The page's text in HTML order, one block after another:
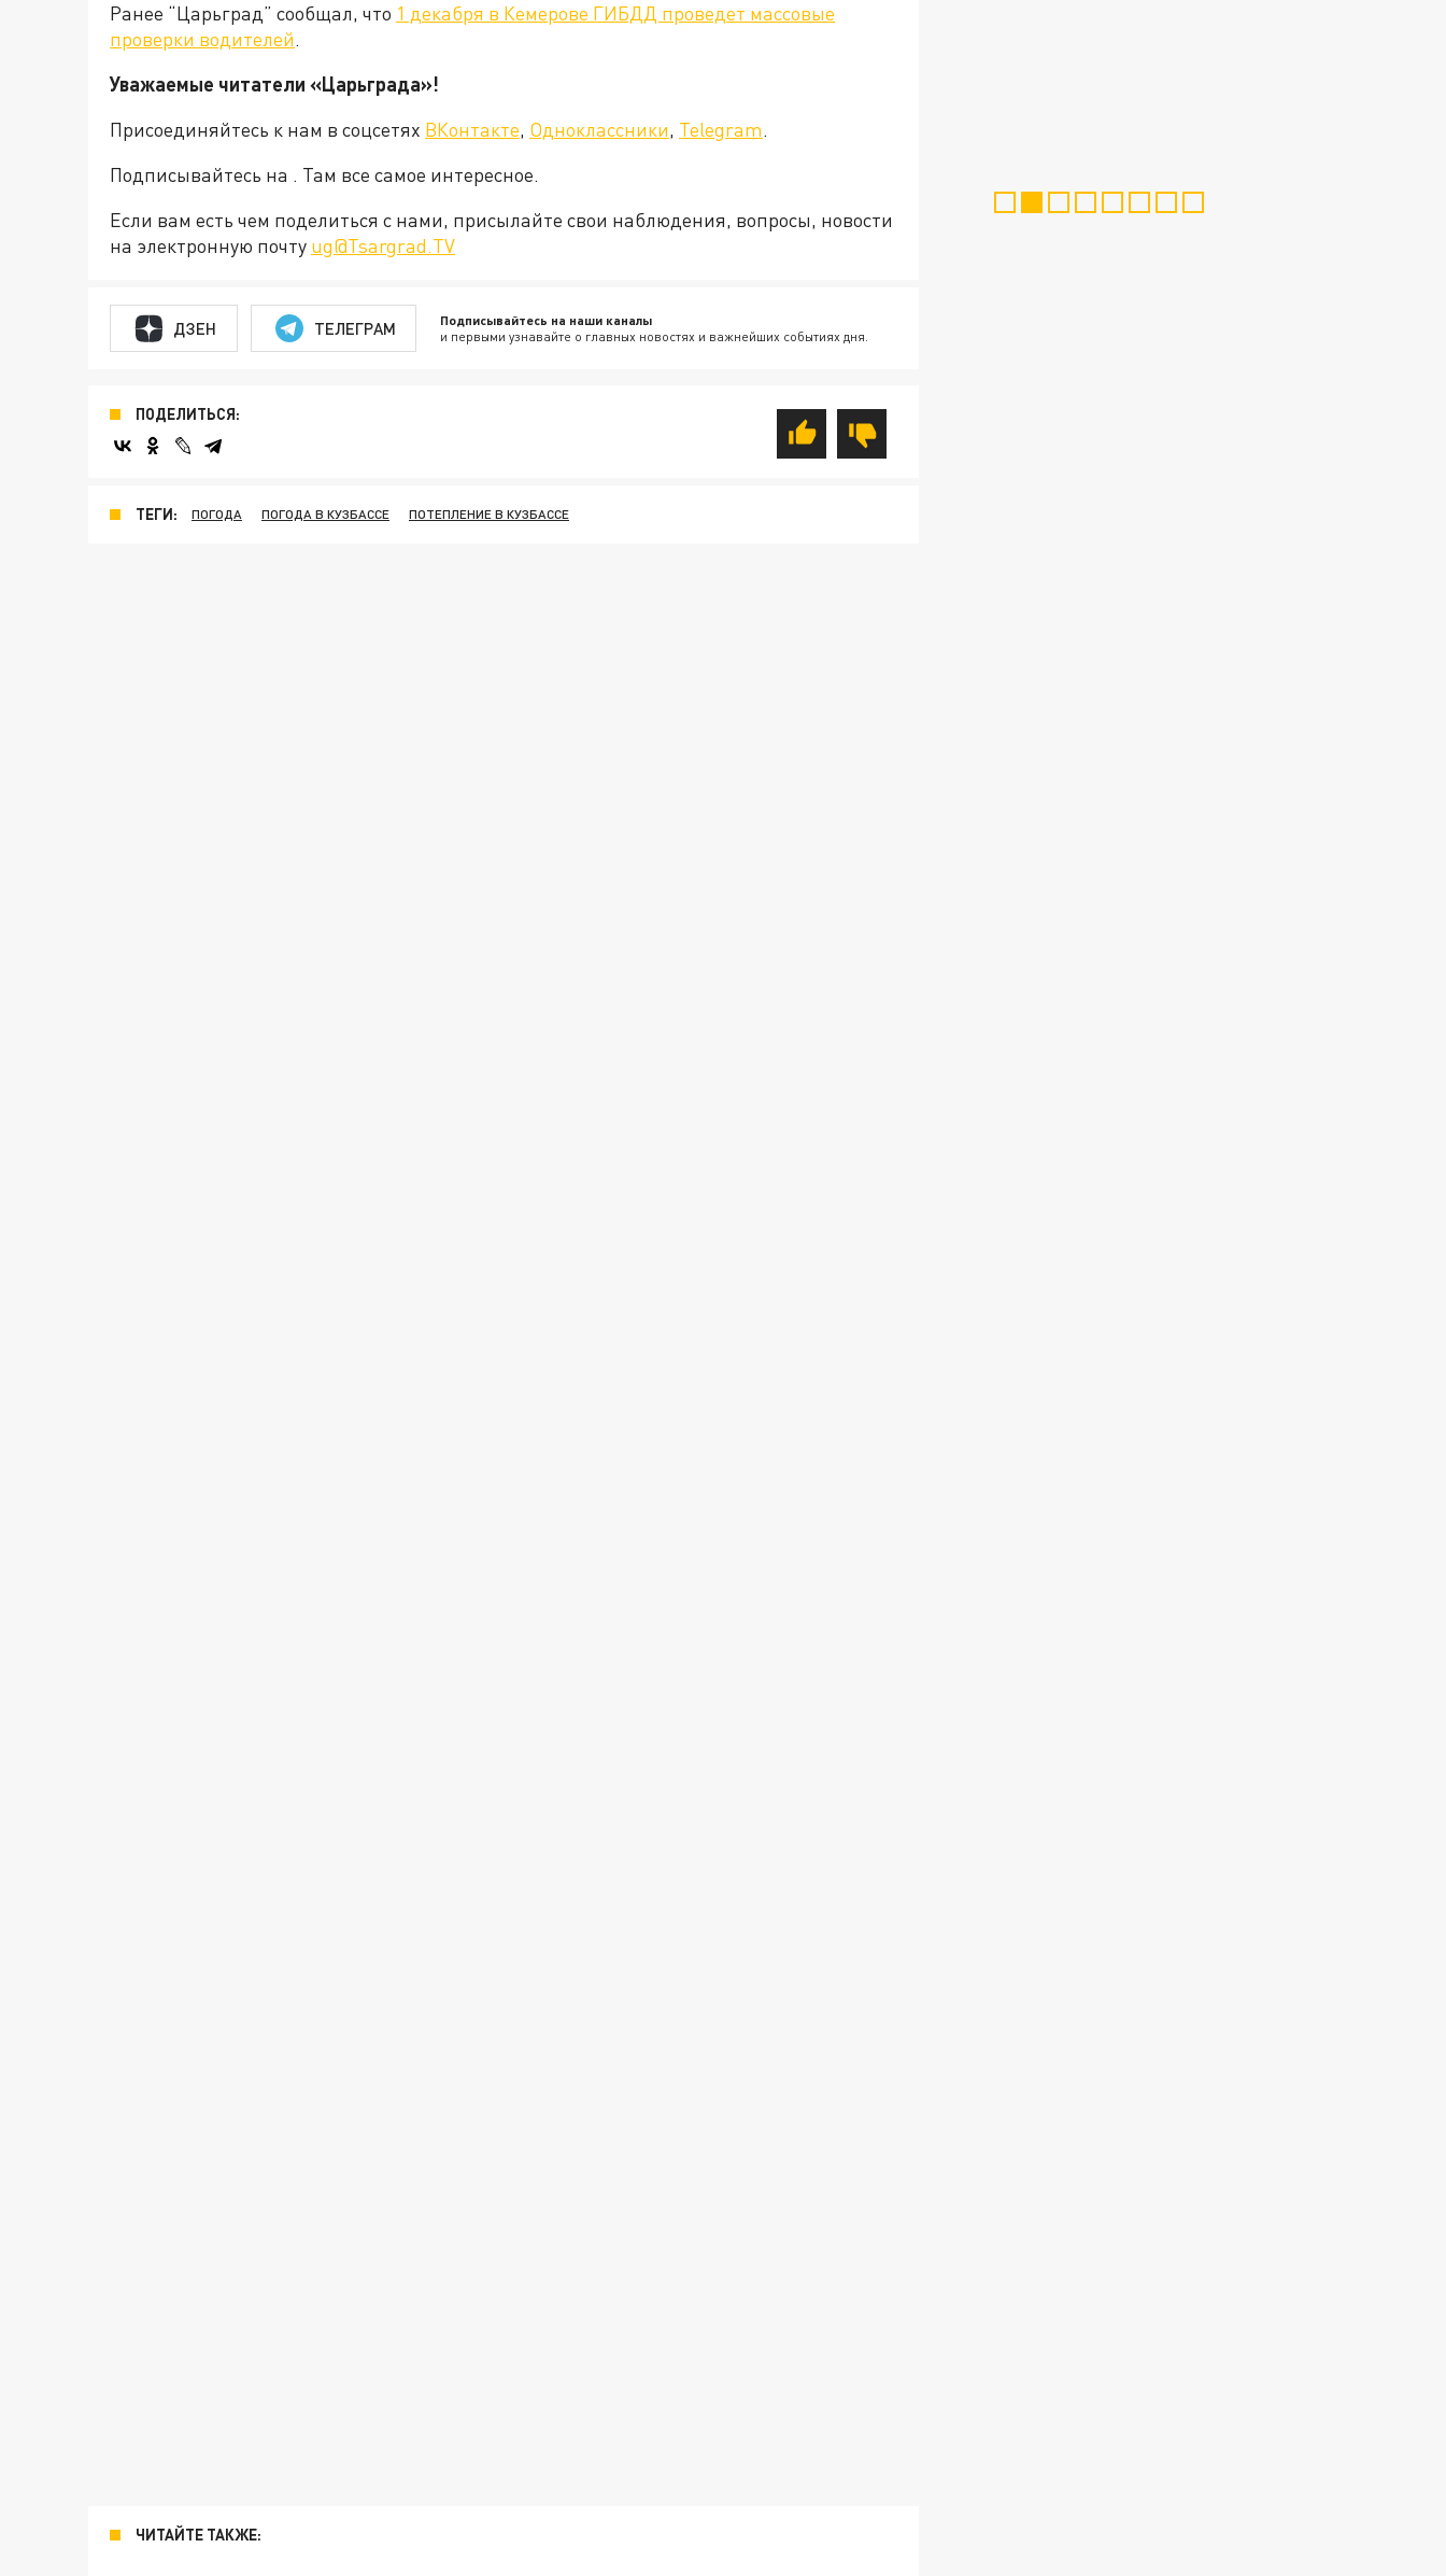
Ранее “Царьград” сообщал, что 1 декабря в Кемерове ГИБДД проведет массовые
проверки водителей.
Уважаемые читатели «Царьграда»!
Присоединяйтесь к нам в соцсетях ВКонтакте, Одноклассники, Telegram.
Подписывайтесь на . Там все самое интересное.
Если вам есть чем поделиться с нами, присылайте свои наблюдения, вопросы, новости
на электронную почту ug@Tsargrad.TV
ДЗЕН ТЕЛЕГРАМ Подписывайтесь на наши каналы
и первыми узнавайте о главных новостях и важнейших событиях дня.
ПОДЕЛИТЬСЯ:
ТЕГИ: ПОГОДА ПОГОДА В КУЗБАССЕ ПОТЕПЛЕНИЕ В КУЗБАССЕ
ЧИТАЙТЕ ТАКЖЕ: